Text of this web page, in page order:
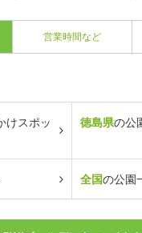
営業時間など
けスポッ
徳島県の公
全国の公園